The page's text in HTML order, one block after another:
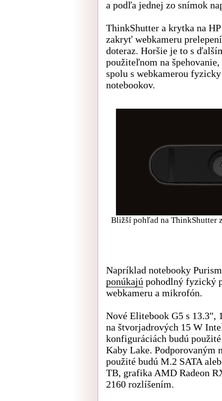
a podľa jednej zo snímok
ThinkShutter a krytka na
zakryť webkameru
doteraz. Horšie je to s
použiteľnom na
spolu s webkamerou
notebookov.
Bližší pohľad na ThinkShutter
Napríklad notebooky
ponúkajú pohodlný fyzický
webkameru a mikrofón.
Nové Elitebook G5 s 13.3",
na štvorjadrových 15 W
konfiguráciách budú
Kaby Lake. Podporovaným
použité budú M.2 SATA
TB, grafika AMD Radeon
2160 rozlíšením.